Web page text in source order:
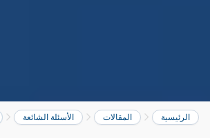
الرئيسية المقالات الأسئلة الشائعة